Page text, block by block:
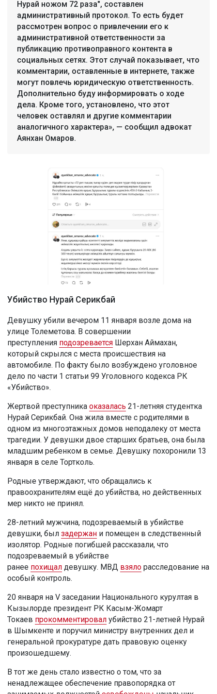
Нурай ножом 72 раза", составлен
административный протокол. То есть будет
рассмотрен вопрос о привлечении его к
административной ответственности за
публикацию противоправного контента в
социальных сетях. Этот случай показывает, что
комментарии, оставленные в интернете, также
могут повлечь юридическую ответственность.
Дополнительно буду информировать о ходе
дела. Кроме того, установлено, что этот
человек оставлял и другие комментарии
аналогичного характера», — сообщил адвокат
Аянхан Омаров.
Убийство Нурай Серикбай
Девушку убили вечером 11 января возле дома на
улице Толеметова. В совершении
преступления подозревается Шерхан Аймахан,
который скрылся с места происшествия на
автомобиле. По факту было возбуждено уголовное
дело по части 1 статьи 99 Уголовного кодекса РК
«Убийство».
Жертвой преступника оказалась 21-летняя студентка
Нурай Серикбай. Она жила вместе с родителями в
одном из многоэтажных домов неподалеку от места
трагедии. У девушки двое старших братьев, она была
младшим ребенком в семье. Девушку похоронили 13
января в селе Тортколь.
Родные утверждают, что обращались к
правоохранителям ещё до убийства, но действенных
мер никто не принял.
28-летний мужчина, подозреваемый в убийстве
девушки, был задержан и помещен в следственный
изолятор. Родные погибшей рассказали, что
подозреваемый в убийстве
ранее похищал девушку. МВД взяло расследование на
особый контроль.
20 января на V заседании Национального курултая в
Кызылорде президент РК Касым-Жомарт
Токаев прокомментировал убийство 21-летней Нурай
в Шымкенте и поручил министру внутренних дел и
генеральной прокуратуре дать правовую оценку
произошедшему.
В тот же день стало известно о том, что за
ненадлежащее обеспечение правопорядка от